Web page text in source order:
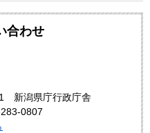
合わせ
新潟県庁行政庁舎
0807